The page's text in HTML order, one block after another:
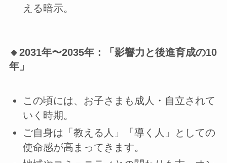
える暗示。
🔸2031年〜2035年：
「影響力と後進育成の10
年」
この頃には、お子さまも成人・自立されて
いく時期。
ご自身は「教える人」「導く人」としての
使命感が高まってきます。